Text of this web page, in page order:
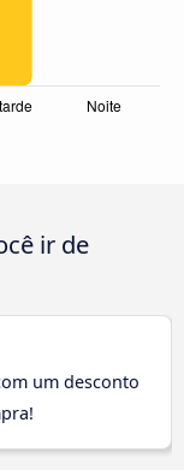
ir de
um desconto